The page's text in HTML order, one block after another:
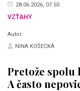
28.06.2026, 07:50
VZŤAHY
Autor:
NINA KOŠECKÁ
Pretože spolu
A často